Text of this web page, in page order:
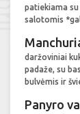
patiekiama
salotomis
daržoviniai
padaže, su
bulvėmis ir
Panyro